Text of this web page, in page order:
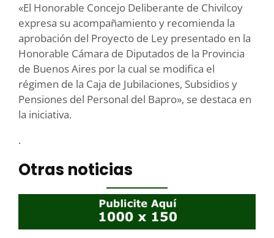
«El Honorable Concejo Deliberante de Chivilcoy
expresa su acompañamiento y recomienda la
aprobación del Proyecto de Ley presentado en la
Honorable Cámara de Diputados de la Provincia
de Buenos Aires por la cual se modifica el
régimen de la Caja de Jubilaciones, Subsidios y
Pensiones del Personal del Bapro», se destaca en
la iniciativa.
.
Otras noticias